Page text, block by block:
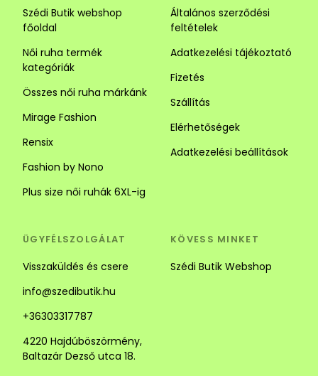
Szédi Butik webshop
főoldal
Női ruha termék
kategóriák
Összes női ruha márkánk
Mirage Fashion
Rensix
Fashion by Nono
Plus size női ruhák 6XL-ig
Általános szerződési
feltételek
Adatkezelési tájékoztató
Fizetés
Szállítás
Elérhetőségek
Adatkezelési beállítások
ÜGYFÉLSZOLGÁLAT
Visszaküldés és csere
info@szedibutik.hu
+36303317787
4220 Hajdúböszörmény,
Baltazár Dezső utca 18.
KÖVESS MINKET
Szédi Butik Webshop